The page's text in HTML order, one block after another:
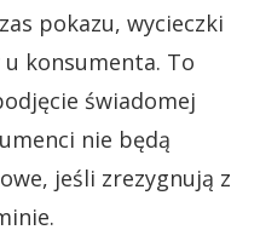
pokazu, wycieczki
konsumenta. To
świadomej
nie będą
jeśli zrezygnują z